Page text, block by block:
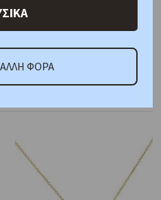
Αλυσίδα: 40cm,
ΦΟΡΑ